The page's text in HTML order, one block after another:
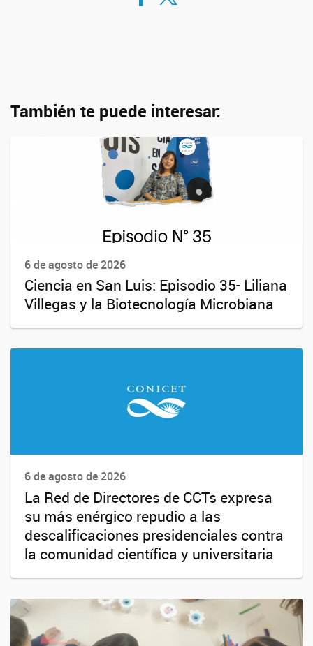
También te puede interesar:
6 de agosto de 2026
Ciencia en San Luis: Episodio 35- Liliana
Villegas y la Biotecnología Microbiana
6 de agosto de 2026
La Red de Directores de CCTs expresa
su más enérgico repudio a las
descalificaciones presidenciales contra
la comunidad científica y universitaria